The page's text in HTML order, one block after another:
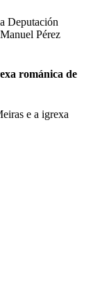
Deputación
Pérez
románica de
e a igrexa